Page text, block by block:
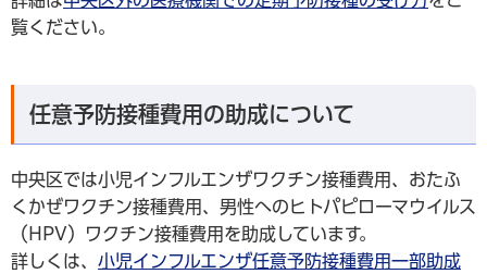
覧ください。
任意予防接種費用の助成について
中央区では小児インフルエンザワクチン接種費用、おたふ
くかぜワクチン接種費用、男性へのヒトパピローマウイルス
（HPV）ワクチン接種費用を助成しています。
詳しくは、 小児インフルエンザ任意予防接種費用一部助成